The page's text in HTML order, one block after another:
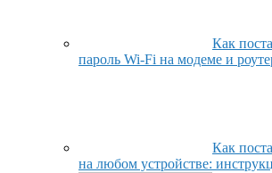
Как
пароль Wi-Fi на модеме и
Как
на любом устройстве: